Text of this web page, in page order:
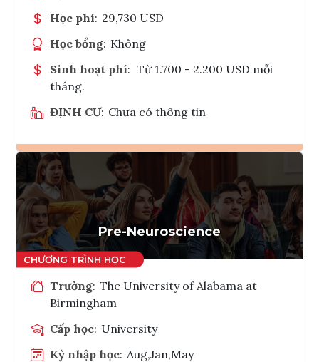
Học phí: 29,730 USD
Học bổng: Không
Sinh hoạt phí: Từ 1.700 - 2.200 USD mỗi
tháng.
ĐỊNH CƯ: Chưa có thông tin
Ghi danh
Tham vấn Interlink
Pre-Neuroscience
Trường: The University of Alabama at
Birmingham
Cấp học: University
Kỳ nhập học: Aug,Jan,May